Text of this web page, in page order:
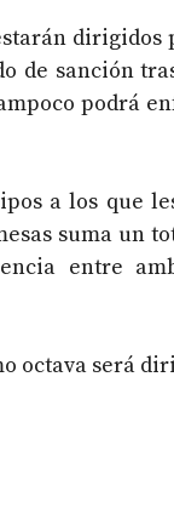
de sanción
podrá
a los que
suma un
entre
octava será